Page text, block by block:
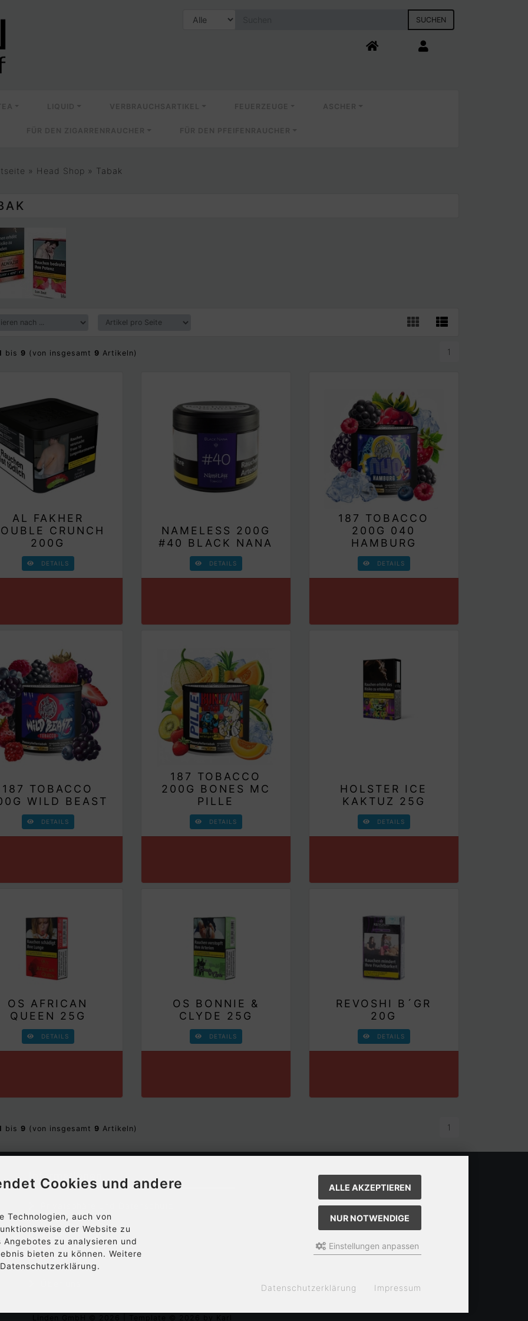
SUCHEN
» Head Shop » Tabak
bis 9 (von insgesamt 9 Artikeln) 1
AL FAKHER
CRUNCH
200G
DETAILS
NAMELESS 200G
#40 BLACK NANA
DETAILS
187 TOBACCO
200G 040
HAMBURG
DETAILS
187 TOBACCO
WILD BEAST
DETAILS
187 TOBACCO
200G BONES MC
PILLE
DETAILS
HOLSTER ICE
KAKTUZ 25G
DETAILS
OS AFRICAN
QUEEN 25G
DETAILS
OS BONNIE &
CLYDE 25G
DETAILS
REVOSHI B´GR
20G
DETAILS
bis 9 (von insgesamt 9 Artikeln) 1
Informationen
Unsere AGB
Impressum
Cookies und andere
Technologien, auch von
der Website zu
zu analysieren und
bieten zu können. Weitere
ALLE AKZEPTIEREN
NUR NOTWENDIGE
Einstellungen anpassen
Datenschutzerklärung Impressum